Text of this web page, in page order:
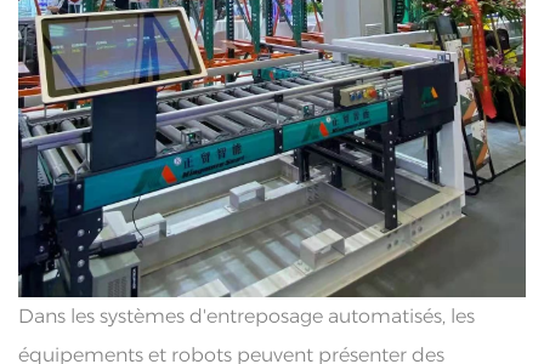
Dans les systèmes d'entreposage automatisés, les
équipements et robots peuvent présenter des